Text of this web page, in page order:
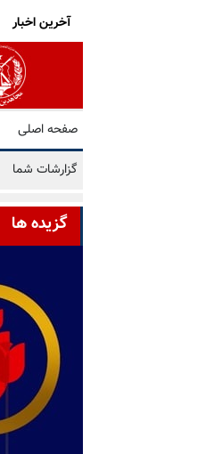
پیشرفت کرده‌ایم، قطر: تلاش‌ها ادامه دارد
آخرین اخبار
صفحه اصلی
گزارشات شما
گزیده ها